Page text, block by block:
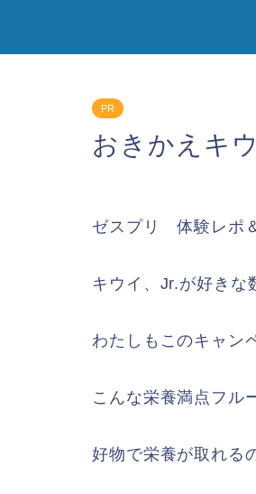
PR
おきかえキ
ゼスプリ 体験レポ
キウイ、Jr.が好きな
わたしもこのキャン
こんな栄養満点フル
好物で栄養が取れる